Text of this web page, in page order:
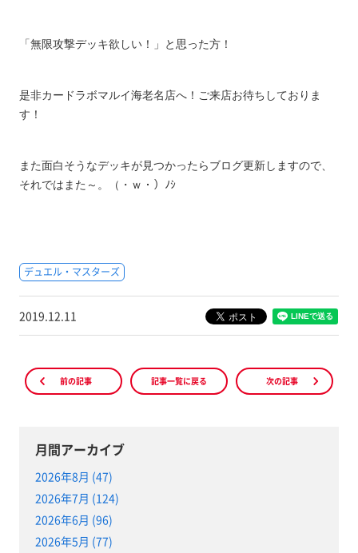
「無限攻撃デッキ欲しい！」と思った方！
是非カードラボマルイ海老名店へ！ご来店お待ちしておりま
す！
また面白そうなデッキが見つかったらブログ更新しますので、
それではまた～。（・ｗ・）ﾉｼ
デュエル・マスターズ
2019.12.11
前の記事 記事一覧に戻る 次の記事
月間アーカイブ
2026年8月 (47)
2026年7月 (124)
2026年6月 (96)
2026年5月 (77)